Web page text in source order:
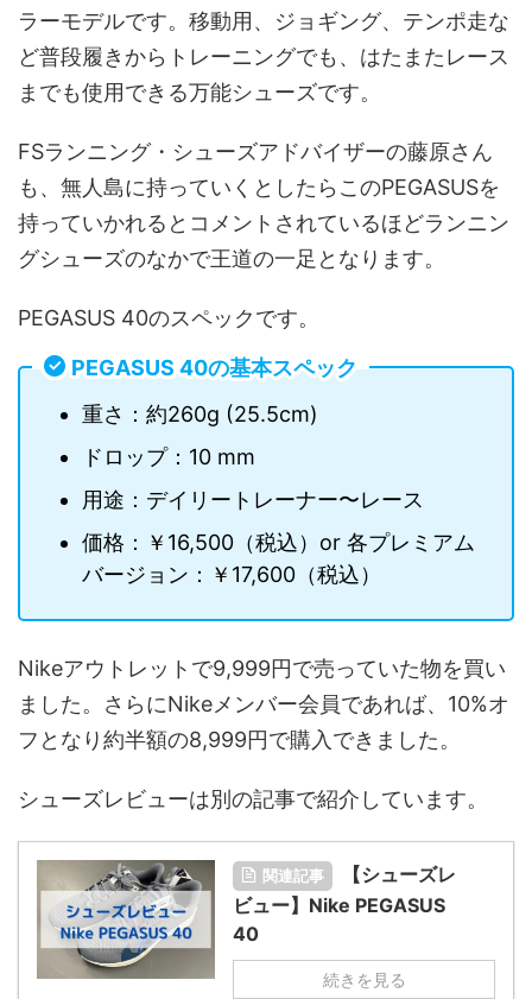
ラーモデルです。移動用、ジョギング、テンポ走な
ど普段履きからトレーニングでも、はたまたレース
までも使用できる万能シューズです。
FSランニング・シューズアドバイザーの藤原さん
も、無人島に持っていくとしたらこのPEGASUSを
持っていかれるとコメントされているほどランニン
グシューズのなかで王道の一足となります。
PEGASUS 40のスペックです。
PEGASUS 40の基本スペック
重さ：約260g (25.5cm)
ドロップ：10 mm
用途：デイリートレーナー〜レース
価格：￥16,500（税込）or 各プレミアム
バージョン：￥17,600（税込）
Nikeアウトレットで9,999円で売っていた物を買い
ました。さらにNikeメンバー会員であれば、10%オ
フとなり約半額の8,999円で購入できました。
シューズレビューは別の記事で紹介しています。
関連記事
【シューズレ
ビュー】Nike PEGASUS
40
続きを見る